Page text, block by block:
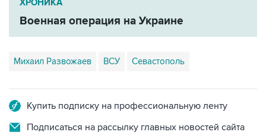
Михаил Развожаев ВСУ Севастополь
Подписаться на рассылку главных новостей сайта
Получать оперативные новости в официальном